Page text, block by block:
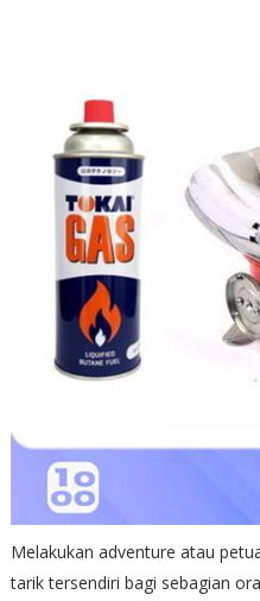
Melakukan adventure atau
tarik tersendiri bagi sebagian